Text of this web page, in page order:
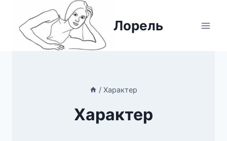
содержимому
Лорель
/ Характер
Характер